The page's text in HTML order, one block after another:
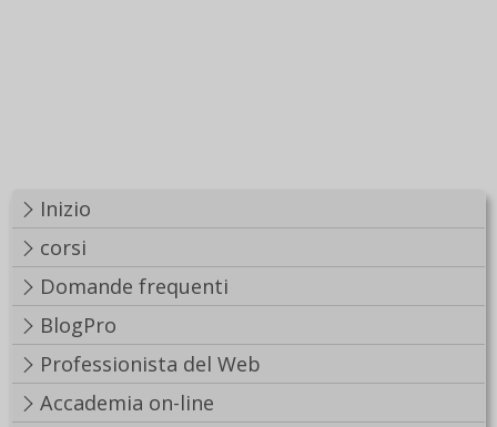
Inizio
corsi
Domande frequenti
BlogPro
Professionista del Web
Accademia on-line